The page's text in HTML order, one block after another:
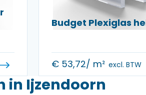
Budget Plexiglas
€53,72/ m² excl. BTW
in Ijzendoorn